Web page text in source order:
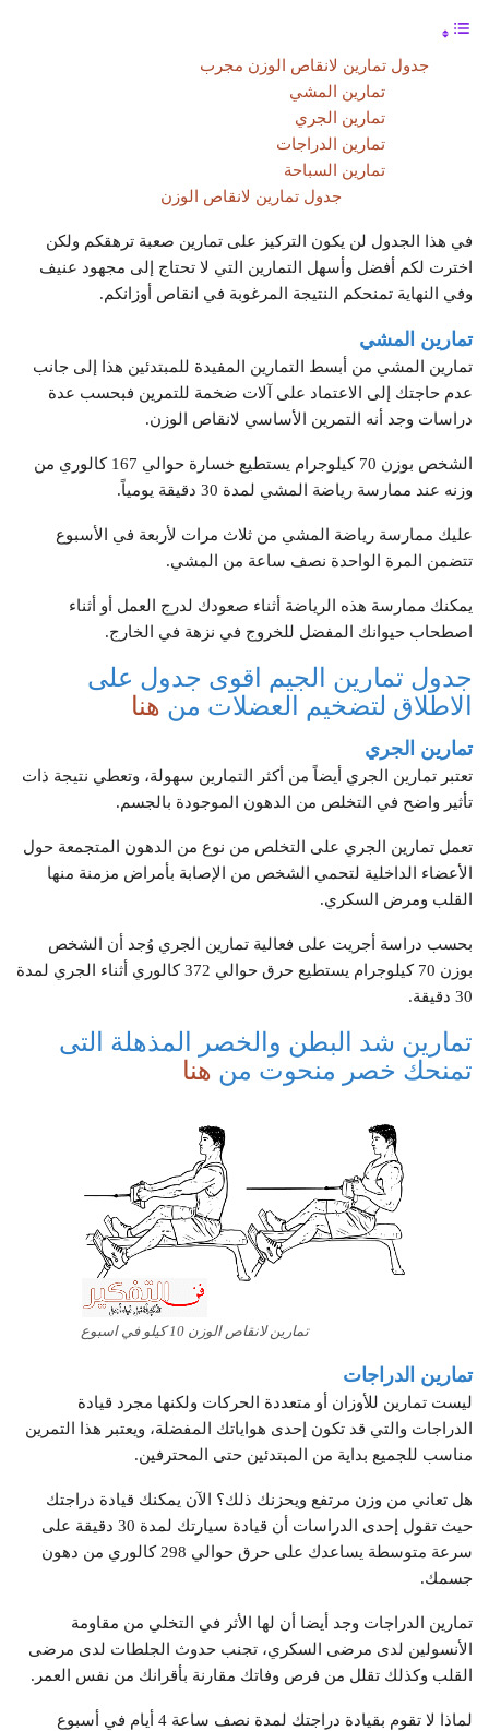
جدول تمارين لانقاص الوزن مجرب
تمارين المشي
تمارين الجري
تمارين الدراجات
تمارين السباحة
جدول تمارين لانقاص الوزن
في هذا الجدول لن يكون التركيز على تمارين صعبة ترهقكم ولكن
اخترت لكم أفضل وأسهل التمارين التي لا تحتاج إلى مجهود عنيف
وفي النهاية تمنحكم النتيجة المرغوبة في انقاص أوزانكم.
تمارين المشي
تمارين المشي من أبسط التمارين المفيدة للمبتدئين هذا إلى جانب
عدم حاجتك إلى الاعتماد على آلات ضخمة للتمرين فبحسب عدة
دراسات وجد أنه التمرين الأساسي لانقاص الوزن.
الشخص بوزن 70 كيلوجرام يستطيع خسارة حوالي 167 كالوري من
وزنه عند ممارسة رياضة المشي لمدة 30 دقيقة يومياً.
عليك ممارسة رياضة المشي من ثلاث مرات لأربعة في الأسبوع
تتضمن المرة الواحدة نصف ساعة من المشي.
يمكنك ممارسة هذه الرياضة أثناء صعودك لدرج العمل أو أثناء
اصطحاب حيوانك المفضل للخروج في نزهة في الخارج.
جدول تمارين الجيم اقوى جدول على
الاطلاق لتضخيم العضلات من هنا
تمارين الجري
تعتبر تمارين الجري أيضاً من أكثر التمارين سهولة، وتعطي نتيجة ذات
تأثير واضح في التخلص من الدهون الموجودة بالجسم.
تعمل تمارين الجري على التخلص من نوع من الدهون المتجمعة حول
الأعضاء الداخلية لتحمي الشخص من الإصابة بأمراض مزمنة منها
القلب ومرض السكري.
بحسب دراسة أجريت على فعالية تمارين الجري وُجد أن الشخص
بوزن 70 كيلوجرام يستطيع حرق حوالي 372 كالوري أثناء الجري لمدة
30 دقيقة.
تمارين شد البطن والخصر المذهلة التى
تمنحك خصر منحوت من هنا
تمارين لانقاص الوزن 10 كيلو في اسبوع
تمارين الدراجات
ليست تمارين للأوزان أو متعددة الحركات ولكنها مجرد قيادة
الدراجات والتي قد تكون إحدى هواياتك المفضلة، ويعتبر هذا التمرين
مناسب للجميع بداية من المبتدئين حتى المحترفين.
هل تعاني من وزن مرتفع ويحزنك ذلك؟ الآن يمكنك قيادة دراجتك
حيث تقول إحدى الدراسات أن قيادة سيارتك لمدة 30 دقيقة على
سرعة متوسطة يساعدك على حرق حوالي 298 كالوري من دهون
جسمك.
تمارين الدراجات وجد أيضا أن لها الأثر في التخلي من مقاومة
الأنسولين لدى مرضى السكري، تجنب حدوث الجلطات لدى مرضى
القلب وكذلك تقلل من فرص وفاتك مقارنة بأقرانك من نفس العمر.
لماذا لا تقوم بقيادة دراجتك لمدة نصف ساعة 4 أيام في أسبوع